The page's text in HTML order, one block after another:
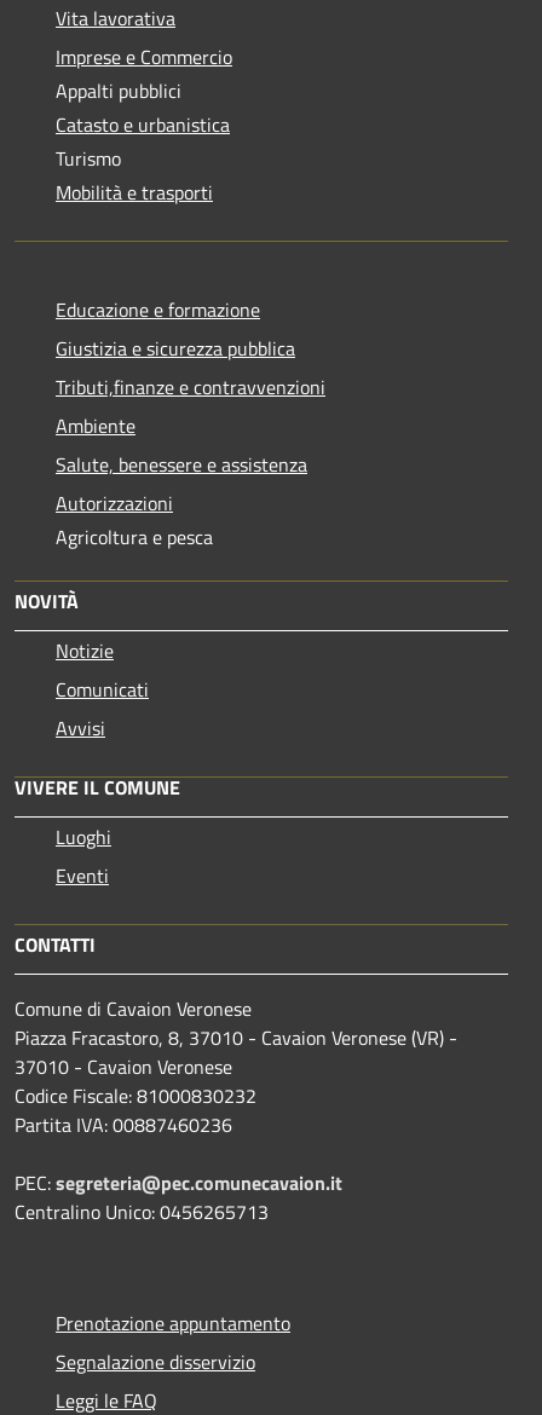
Vita lavorativa
Imprese e Commercio
Appalti pubblici
Catasto e urbanistica
Turismo
Mobilità e trasporti
Educazione e formazione
Giustizia e sicurezza pubblica
Tributi,finanze e contravvenzioni
Ambiente
Salute, benessere e assistenza
Autorizzazioni
Agricoltura e pesca
NOVITÀ
Notizie
Comunicati
Avvisi
VIVERE IL COMUNE
Luoghi
Eventi
CONTATTI
Comune di Cavaion Veronese
Piazza Fracastoro, 8, 37010 - Cavaion Veronese (VR) -
37010 - Cavaion Veronese
Codice Fiscale: 81000830232
Partita IVA: 00887460236
PEC:segreteria@pec.comunecavaion.it
Centralino Unico: 0456265713
Prenotazione appuntamento
Segnalazione disservizio
Leggi le FAQ